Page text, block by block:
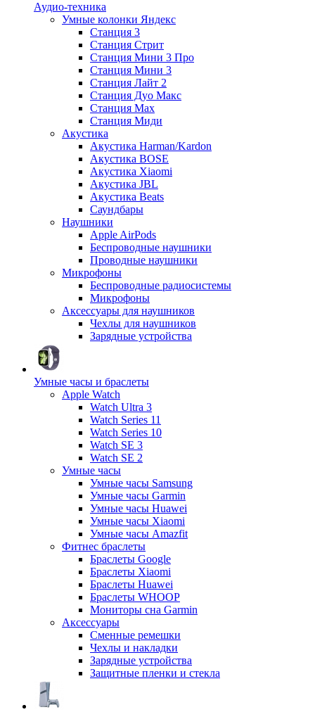
Аудио-техника
Умные колонки Яндекс
Станция 3
Станция Стрит
Станция Мини 3 Про
Станция Мини 3
Станция Лайт 2
Станция Дуо Макс
Станция Max
Станция Миди
Акустика
Акустика Harman/Kardon
Акустика BOSE
Акустика Xiaomi
Акустика JBL
Акустика Beats
Саундбары
Наушники
Apple AirPods
Беспроводные наушники
Проводные наушники
Микрофоны
Беспроводные радиосистемы
Микрофоны
Аксессуары для наушников
Чехлы для наушников
Зарядные устройства
Умные часы и браслеты
Apple Watch
Watch Ultra 3
Watch Series 11
Watch Series 10
Watch SE 3
Watch SE 2
Умные часы
Умные часы Samsung
Умные часы Garmin
Умные часы Huawei
Умные часы Xiaomi
Умные часы Amazfit
Фитнес браслеты
Браслеты Google
Браслеты Xiaomi
Браслеты Huawei
Браслеты WHOOP
Мониторы сна Garmin
Аксессуары
Сменные ремешки
Чехлы и накладки
Зарядные устройства
Защитные пленки и стекла